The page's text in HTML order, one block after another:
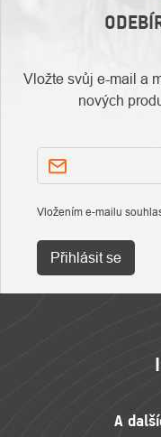
Vložte svůj e-mail a
nových
Vložením e-mailu
Přihlásit se